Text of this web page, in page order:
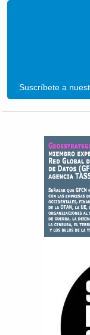
Suscríbete a